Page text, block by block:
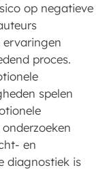
op negatieve
ervaringen
proces.
spelen
en
diagnostiek is